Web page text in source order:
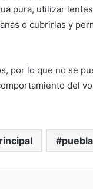
pura, utilizar
o cubrirlas y
por lo que no se
del
puebla